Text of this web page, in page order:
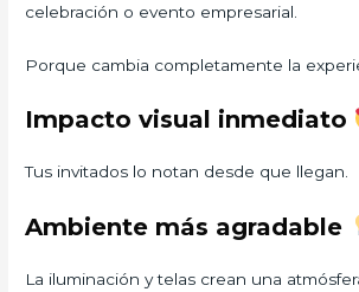
celebración o evento empresarial.
Porque cambia completamente la
Impacto visual inmediato
Tus invitados lo notan desde que llegan.
Ambiente más agradable
La iluminación y telas crean una